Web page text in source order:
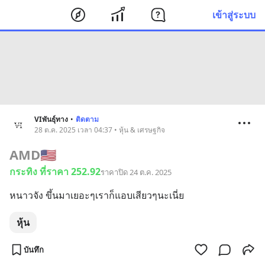
เข้าสู่ระบบ
VIพันธุ์ทาง • ติดตาม
28 ต.ค. 2025 เวลา 04:37 • หุ้น & เศรษฐกิจ
AMD🇺🇸
กระทิง ที่ราคา 252.92ราคาปิด 24 ต.ค. 2025
หนาวจัง ขึ้นมาเยอะๆเราก็แอบเสียวๆนะเนี่ย
หุ้น
บันทึก